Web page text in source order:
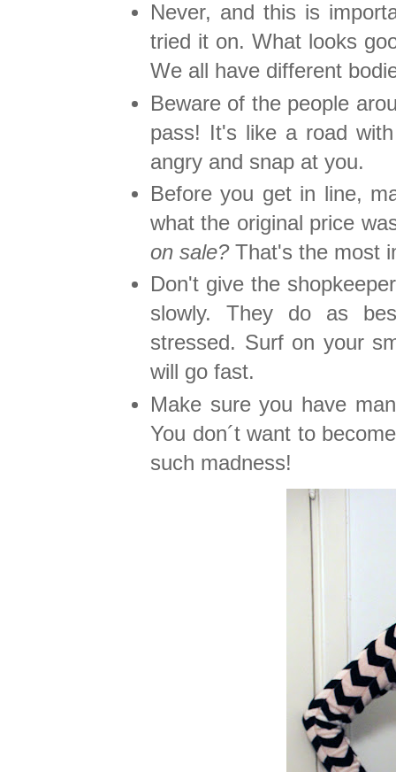
Never, and this is
tried it on. What looks
We all have different
Beware of the people
pass! It's like a road
angry and snap at you.
Before you get in line,
what the original price
on sale? That's the most
Don't give the
slowly. They do as
stressed. Surf on your
will go fast.
Make sure you have
You don´t want to
such madness!